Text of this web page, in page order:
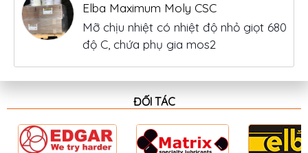
Elba Maximum Moly CSC
Mỡ chịu nhiệt có nhiệt độ nhỏ giọt 680
độ C, chứa phụ gia mos2
ĐỐI TÁC